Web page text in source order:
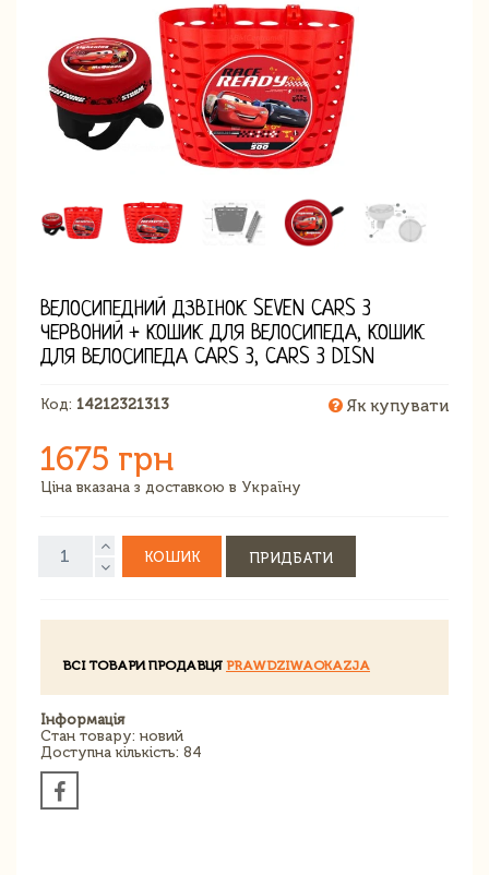
ВЕЛОСИПЕДНИЙ ДЗВІНОК SEVEN CARS 3
ЧЕРВОНИЙ + КОШИК ДЛЯ ВЕЛОСИПЕДА, КОШИК
ДЛЯ ВЕЛОСИПЕДА CARS 3, CARS 3 DISN
Код: 14212321313 Як купувати
1675 грн
Ціна вказана з доставкою в Україну
КОШИК ПРИДБАТИ
ВСІ ТОВАРИ ПРОДАВЦЯ PRAWDZIWAOKAZJA
Інформація
Стан товару: новий
Доступна кількість: 84